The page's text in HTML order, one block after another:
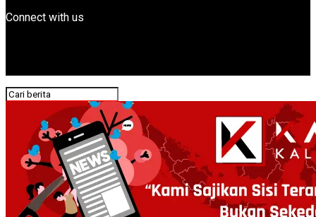
Connect with us